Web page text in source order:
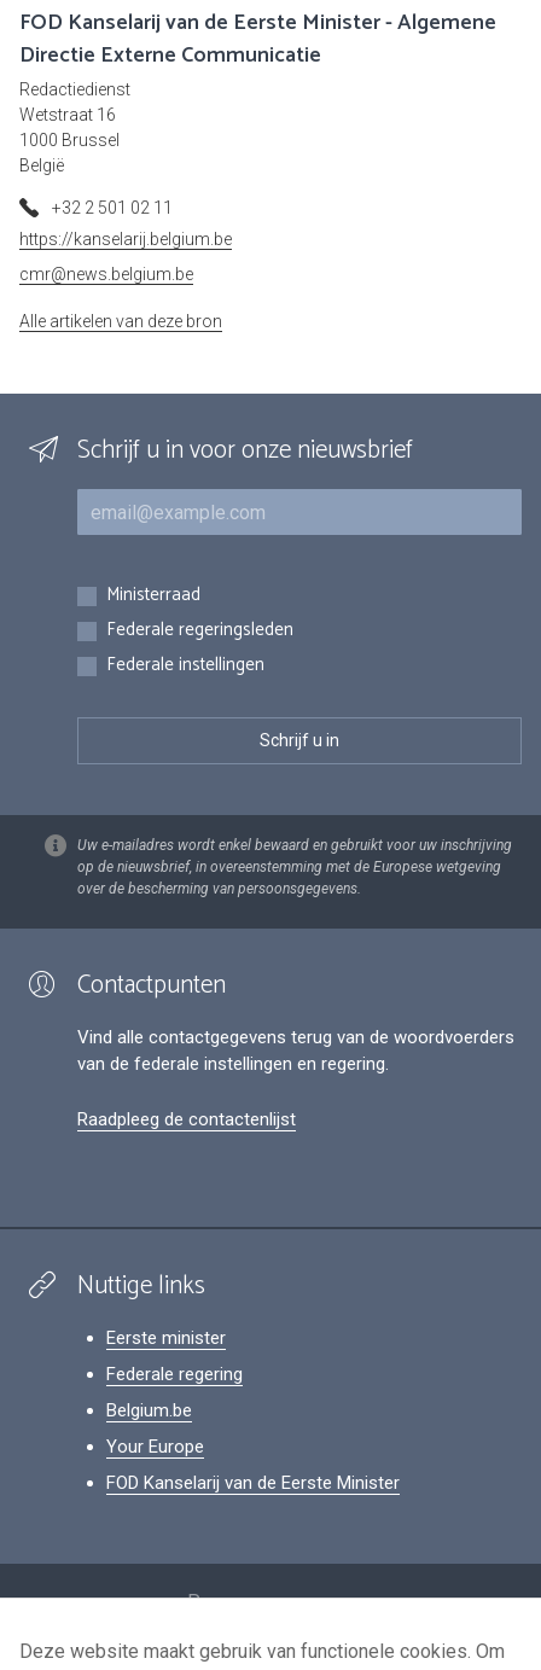
FOD Kanselarij van de Eerste Minister - Algemene
Directie Externe Communicatie
Redactiedienst
Wetstraat 16
1000 Brussel
België
+32 2 501 02 11
https://kanselarij.belgium.be
cmr@news.belgium.be
Alle artikelen van deze bron
Schrijf u in voor onze nieuwsbrief
E-mail
Inschrijvingen
Ministerraad
Federale regeringsleden
Federale instellingen
Uw e-mailadres wordt enkel bewaard en gebruikt voor uw inschrijving
op de nieuwsbrief, in overeenstemming met de Europese wetgeving
over de bescherming van persoonsgegevens.
Contactpunten
Vind alle contactgegevens terug van de woordvoerders
van de federale instellingen en regering.
Raadpleeg de contactenlijst
Nuttige links
Eerste minister
Federale regering
Belgium.be
Your Europe
FOD Kanselarij van de Eerste Minister
Persoonsgegevens
Voorwaarden voor het hergebruik
Deze website maakt gebruik van functionele cookies. Om